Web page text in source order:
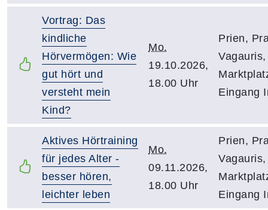
Vortrag: Das
kindliche
Hörvermögen: Wie
gut hört und
versteht mein
Kind?
Mo.
19.10.2026,
18.00 Uhr
Prien,
Vagauris,
Eingang
Aktives Hörtraining
für jedes Alter -
besser hören,
leichter leben
Mo.
09.11.2026,
18.00 Uhr
Prien,
Vagauris,
Eingang